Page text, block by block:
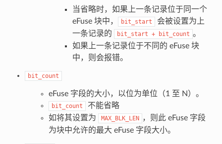
当省略时，如果上一条记录位于同一个
eFuse 块中，
bit_start
会被设置为上
一条记录的
bit_start + bit_count 。
如果上一条记录位于不同的 eFuse 块
中，则会报错。
bit_count
eFuse 字段的大小，以位为单位（1 至 N）。
bit_count
不能省略
如将其设置为
MAX_BLK_LEN ，则此 eFuse 字段
为块中允许的最大 eFuse 字段大小。